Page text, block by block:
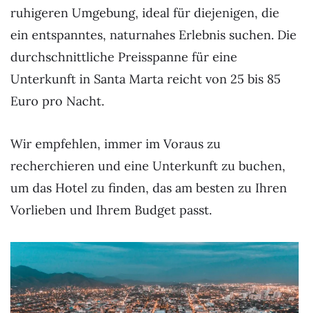
ruhigeren Umgebung, ideal für diejenigen, die
ein entspanntes, naturnahes Erlebnis suchen. Die
durchschnittliche Preisspanne für eine
Unterkunft in Santa Marta reicht von 25 bis 85
Euro pro Nacht.
Wir empfehlen, immer im Voraus zu
recherchieren und eine Unterkunft zu buchen,
um das Hotel zu finden, das am besten zu Ihren
Vorlieben und Ihrem Budget passt.